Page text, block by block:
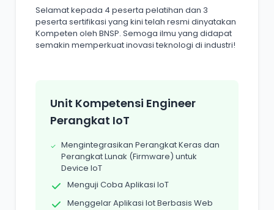
Selamat kepada 4 peserta pelatihan dan 3
peserta sertifikasi yang kini telah resmi dinyatakan
Kompeten oleh BNSP. Semoga ilmu yang didapat
semakin memperkuat inovasi teknologi di industri!
Unit Kompetensi Engineer
Perangkat IoT
Mengintegrasikan Perangkat Keras dan
Perangkat Lunak (Firmware) untuk
Device IoT
Menguji Coba Aplikasi IoT
Menggelar Aplikasi Iot Berbasis Web